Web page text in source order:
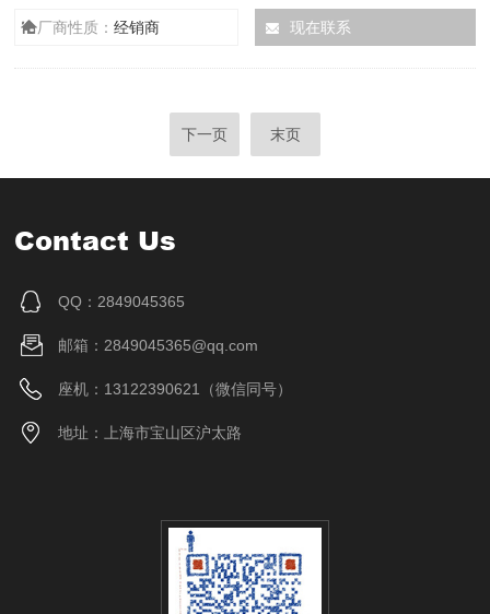
明度，可以优化操作并降低总体液压阀的设计主要是为了液压阀组的
设计，而液压阀组在设计之前必须先考虑油路，要提前确定油路的哪
厂商性质：经销商 现在联系
下一页 末页
Contact Us
QQ：2849045365
邮箱：2849045365@qq.com
座机：13122390621（微信同号）
地址：上海市宝山区沪太路